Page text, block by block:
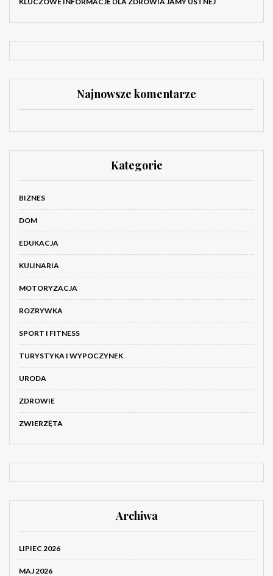
Najnowsze komentarze
Kategorie
BIZNES
DOM
EDUKACJA
KULINARIA
MOTORYZACJA
ROZRYWKA
SPORT I FITNESS
TURYSTYKA I WYPOCZYNEK
URODA
ZDROWIE
ZWIERZĘTA
Archiwa
LIPIEC 2026
MAJ 2026